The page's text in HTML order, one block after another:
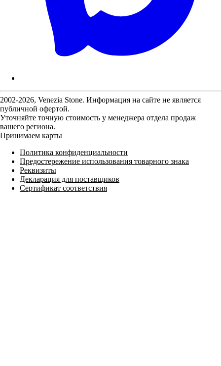
2002-2026, Venezia Stone. Информация на сайте не является
публичной офертой.
Уточняйте точную стоимость у менеджера отдела продаж
вашего региона.
Принимаем карты
Политика конфиденциальности
Предостережение использования товарного знака
Реквизиты
Декларация для поставщиков
Сертификат соответствия